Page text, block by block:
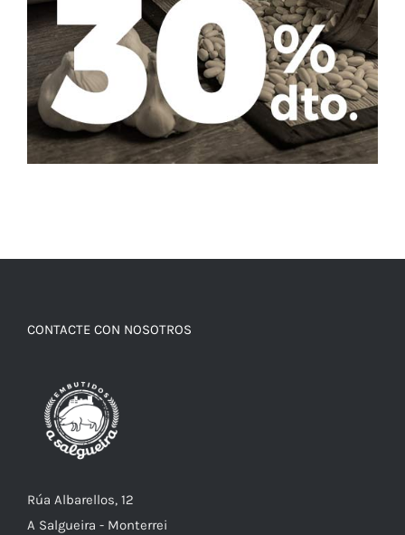
CONTACTE CON NOSOTROS
Rúa Albarellos, 12
A Salgueira - Monterrei